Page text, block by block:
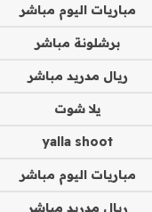
مباريات اليوم مباشر
برشلونة مباشر
ريال مدريد مباشر
يلا شوت
yalla shoot
مباريات اليوم مباشر
ريال مدريد مباشر